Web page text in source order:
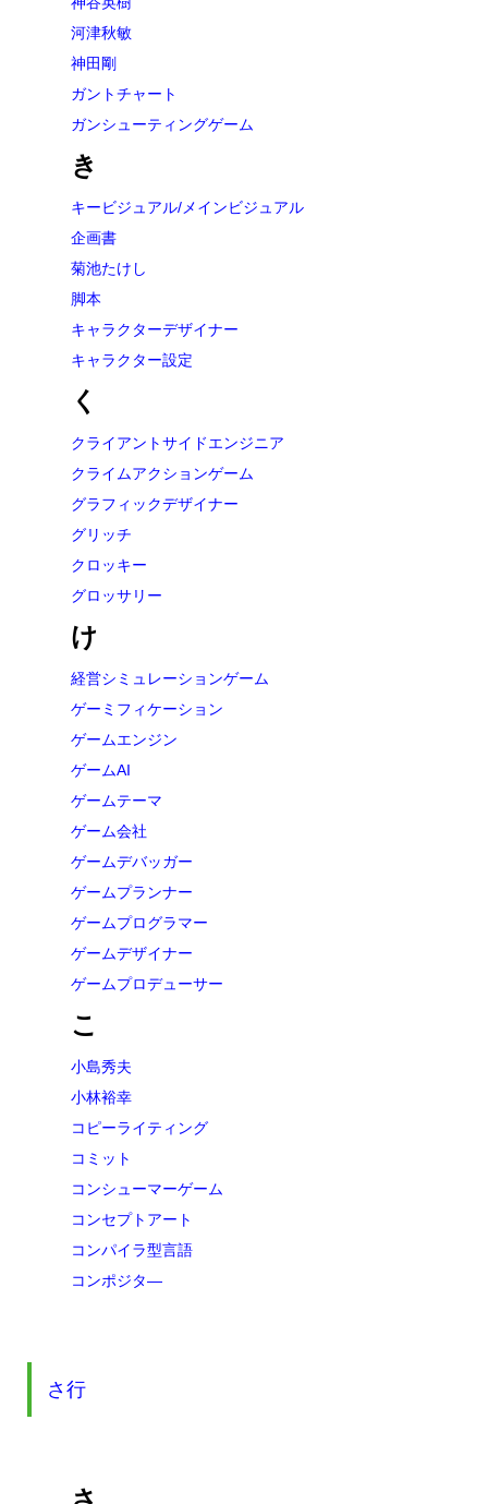
河津秋敏
神田剛
ガントチャート
ガンシューティングゲーム
き
キービジュアル/メインビジュアル
企画書
菊池たけし
脚本
キャラクターデザイナー
キャラクター設定
く
クライアントサイドエンジニア
クライムアクションゲーム
グラフィックデザイナー
グリッチ
クロッキー
グロッサリー
け
経営シミュレーションゲーム
ゲーミフィケーション
ゲームエンジン
ゲームAI
ゲームテーマ
ゲーム会社
ゲームデバッガー
ゲームプランナー
ゲームプログラマー
ゲームデザイナー
ゲームプロデューサー
こ
小島秀夫
小林裕幸
コピーライティング
コミット
コンシューマーゲーム
コンセプトアート
コンパイラ型言語
コンポジタ―
さ行